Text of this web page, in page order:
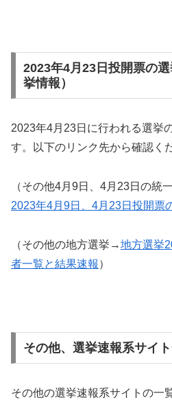
2023年4月23日投開票の
挙情報）
2023年4月23日に行われる選挙
す。以下のリンク先から確認く
（その他4月9日、4月23日の統
2023年4月9日、4月23日投開票
（その他の地方選挙→地方選挙
者一覧と結果速報 ）
その他、選挙速報系サイ
その他の選挙速報系サイトの一